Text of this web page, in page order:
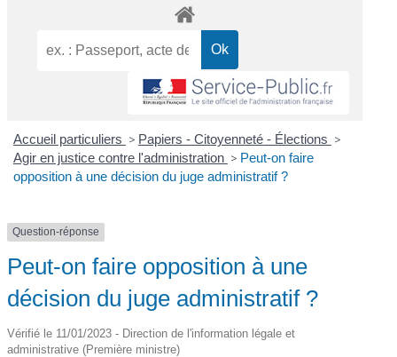
Accueil particuliers > Papiers - Citoyenneté - Élections >
Agir en justice contre l'administration > Peut-on faire
opposition à une décision du juge administratif ?
Question-réponse
Peut-on faire opposition à une
décision du juge administratif ?
Vérifié le 11/01/2023 - Direction de l'information légale et
administrative (Première ministre)